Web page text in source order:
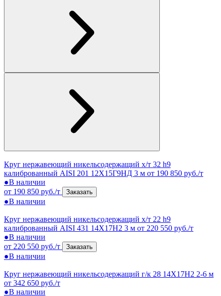
Круг нержавеющий никельсодержащий х/т 32 h9
калиброванный AISI 201 12Х15Г9НД 3 м от 190 850 руб./т
●В наличии
от 190 850 руб./т
Заказать
●В наличии
Круг нержавеющий никельсодержащий х/т 22 h9
калиброванный AISI 431 14Х17Н2 3 м от 220 550 руб./т
●В наличии
от 220 550 руб./т
Заказать
●В наличии
Круг нержавеющий никельсодержащий г/к 28 14Х17Н2 2-6 м
от 342 650 руб./т
●В наличии